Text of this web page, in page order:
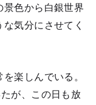
景色から白銀世界
気分にさせてく
楽しんでいる。
が、この日も放